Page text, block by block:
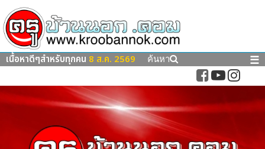
เนื้อหาดีๆสำหรับทุกคน 8 ส.ค. 2569 ค้นหา ☰